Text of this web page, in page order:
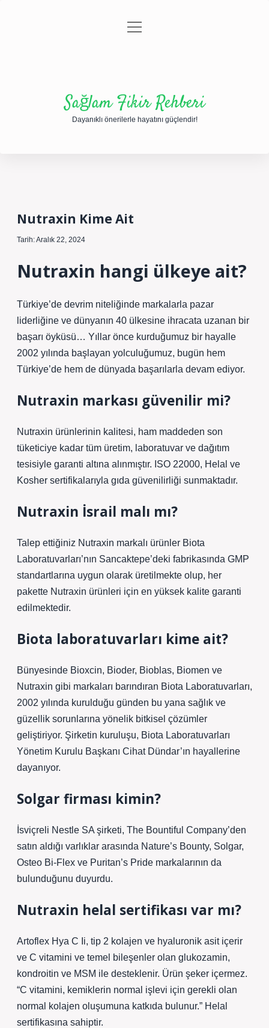
Gizlilik Politikası
menüyü
Sağlam Fikir Rehberi
Dayanıklı önerilerle hayatını güçlendir!
Nutraxin Kime Ait
Tarih: Aralık 22, 2024
Nutraxin hangi ülkeye ait?
Türkiye’de devrim niteliğinde markalarla pazar
liderliğine ve dünyanın 40 ülkesine ihracata uzanan bir
başarı öyküsü… Yıllar önce kurduğumuz bir hayalle
2002 yılında başlayan yolculuğumuz, bugün hem
Türkiye’de hem de dünyada başarılarla devam ediyor.
Nutraxin markası güvenilir mi?
Nutraxin ürünlerinin kalitesi, ham maddeden son
tüketiciye kadar tüm üretim, laboratuvar ve dağıtım
tesisiyle garanti altına alınmıştır. ISO 22000, Helal ve
Kosher sertifikalarıyla gıda güvenilirliği sunmaktadır.
Nutraxin İsrail malı mı?
Talep ettiğiniz Nutraxin markalı ürünler Biota
Laboratuvarları’nın Sancaktepe’deki fabrikasında GMP
standartlarına uygun olarak üretilmekte olup, her
pakette Nutraxin ürünleri için en yüksek kalite garanti
edilmektedir.
Biota laboratuvarları kime ait?
Bünyesinde Bioxcin, Bioder, Bioblas, Biomen ve
Nutraxin gibi markaları barındıran Biota Laboratuvarları,
2002 yılında kurulduğu günden bu yana sağlık ve
güzellik sorunlarına yönelik bitkisel çözümler
geliştiriyor. Şirketin kuruluşu, Biota Laboratuvarları
Yönetim Kurulu Başkanı Cihat Dündar’ın hayallerine
dayanıyor.
Solgar firması kimin?
İsviçreli Nestle SA şirketi, The Bountiful Company’den
satın aldığı varlıklar arasında Nature’s Bounty, Solgar,
Osteo Bi-Flex ve Puritan’s Pride markalarının da
bulunduğunu duyurdu.
Nutraxin helal sertifikası var mı?
Artoflex Hya C Ii, tip 2 kolajen ve hyaluronik asit içerir
ve C vitamini ve temel bileşenler olan glukozamin,
kondroitin ve MSM ile desteklenir. Ürün şeker içermez.
“C vitamini, kemiklerin normal işlevi için gerekli olan
normal kolajen oluşumuna katkıda bulunur.” Helal
sertifikasına sahiptir.